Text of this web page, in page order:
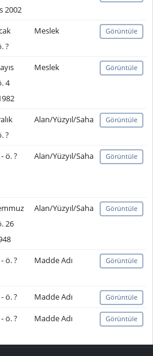
2002
?
Meslek Görüntüle
4
Meslek Görüntüle
?
Alan/Yüzyıl/Saha Görüntüle
ö. ? Alan/Yüzyıl/Saha Görüntüle
26
Alan/Yüzyıl/Saha Görüntüle
ö. ? Madde Adı Görüntüle
ö. ? Madde Adı Görüntüle
ö. ? Madde Adı Görüntüle